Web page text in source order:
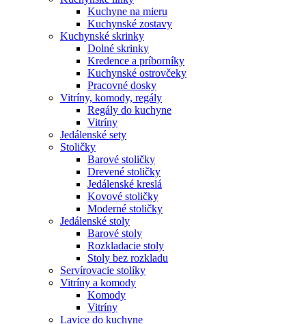
Kuchyne na mieru
Kuchynské zostavy
Kuchynské skrinky
Dolné skrinky
Kredence a príborníky
Kuchynské ostrovčeky
Pracovné dosky
Vitríny, komody, regály
Regály do kuchyne
Vitríny
Jedálenské sety
Stoličky
Barové stoličky
Drevené stoličky
Jedálenské kreslá
Kovové stoličky
Moderné stoličky
Jedálenské stoly
Barové stoly
Rozkladacie stoly
Stoly bez rozkladu
Servírovacie stolíky
Vitríny a komody
Komody
Vitríny
Lavice do kuchyne